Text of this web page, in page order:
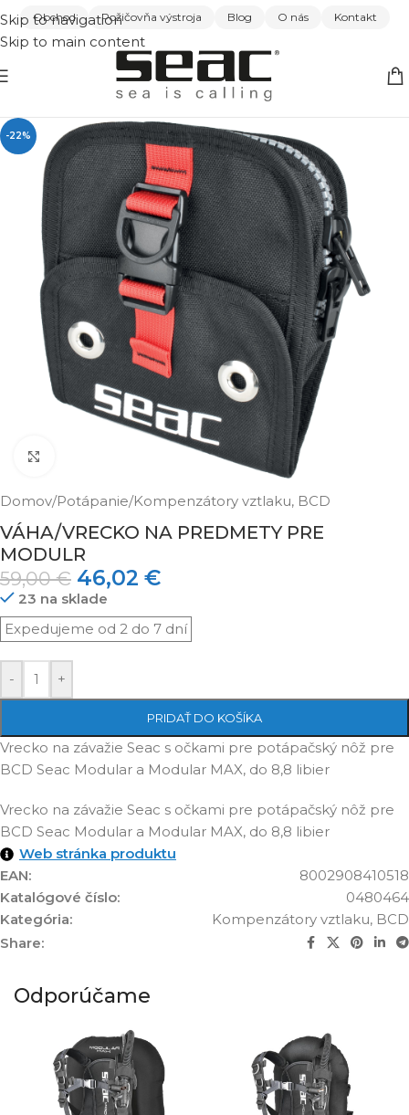
Skip to navigation
Skip to main content
Obchod Požičovňa výstroja Blog O nás Kontakt
-22%
Domov/Potápanie/Kompenzátory vztlaku, BCD
VÁHA/VRECKO NA PREDMETY PRE
MODULR
59,00€ 46,02 €
23 na sklade
- +
PRIDAŤ DO KOŠÍKA
Vrecko na závažie Seac s očkami pre potápačský nôž pre
BCD Seac Modular a Modular MAX, do 8,8 libier
Vrecko na závažie Seac s očkami pre potápačský nôž pre
BCD Seac Modular a Modular MAX, do 8,8 libier
Web stránka produktu
EAN:
8002908410518
Katalógové číslo:
0480464
Kategória:
Kompenzátory vztlaku, BCD
Share:
Odporúčame